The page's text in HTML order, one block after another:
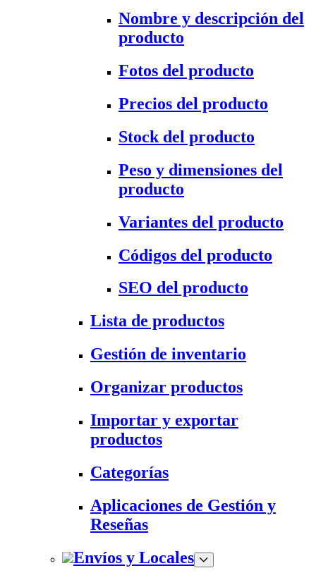
Nombre y descripción del
producto
Fotos del producto
Precios del producto
Stock del producto
Peso y dimensiones del
producto
Variantes del producto
Códigos del producto
SEO del producto
Lista de productos
Gestión de inventario
Organizar productos
Importar y exportar
productos
Categorías
Aplicaciones de Gestión y
Reseñas
Envíos y Locales